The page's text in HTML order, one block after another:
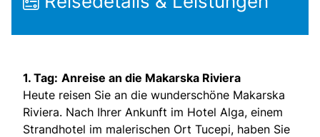
1. Tag: Anreise an die Makarska Riviera
Heute reisen Sie an die wunderschöne Makarska
Riviera. Nach Ihrer Ankunft im Hotel Alga, einem
Strandhotel im malerischen Ort Tucepi, haben Sie